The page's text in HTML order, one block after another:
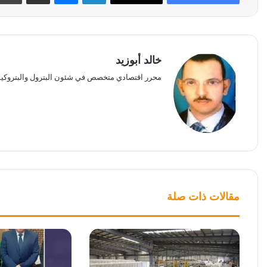
خالد أبوزيد
محرر اقتصادي متخصص في شئون البترول
مقالات ذات صلة